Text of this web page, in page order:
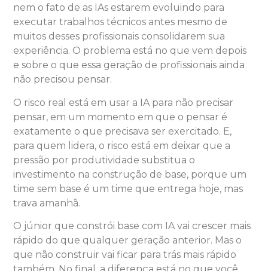
nem o fato de as IAs estarem evoluindo para
executar trabalhos técnicos antes mesmo de
muitos desses profissionais consolidarem sua
experiência. O problema está no que vem depois
e sobre o que essa geração de profissionais ainda
não precisou pensar.
O risco real está em usar a IA para não precisar
pensar, em um momento em que o pensar é
exatamente o que precisava ser exercitado. E,
para quem lidera, o risco está em deixar que a
pressão por produtividade substitua o
investimento na construção de base, porque um
time sem base é um time que entrega hoje, mas
trava amanhã.
O júnior que constrói base com IA vai crescer mais
rápido do que qualquer geração anterior. Mas o
que não construir vai ficar para trás mais rápido